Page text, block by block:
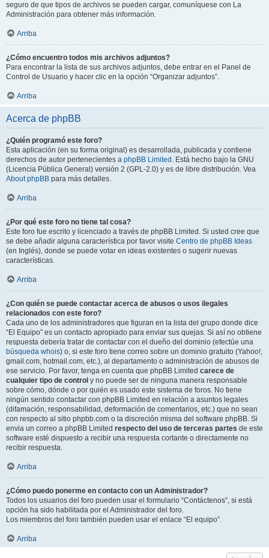
seguro de que tipos de archivos se pueden cargar, comuníquese con La
Administración para obtener más información.
Arriba
¿Cómo encuentro todos mis archivos adjuntos?
Para encontrar la lista de sus archivos adjuntos, debe entrar en el Panel de
Control de Usuario y hacer clic en la opción “Organizar adjuntos”.
Arriba
Acerca de phpBB
¿Quién programó este foro?
Esta aplicación (en su forma original) es desarrollada, publicada y contiene
derechos de autor pertenecientes a phpBB Limited . Está hecho bajo la GNU
(Licencia Pública General) versión 2 (GPL-2.0) y es de libre distribución. Vea
About phpBB para más detalles.
Arriba
¿Por qué este foro no tiene tal cosa?
Este foro fue escrito y licenciado a través de phpBB Limited. Si usted cree que
se debe añadir alguna característica por favor visite Centro de phpBB Ideas
(en Inglés), donde se puede votar en ideas existentes o sugerir nuevas
características.
Arriba
¿Con quién se puede contactar acerca de abusos o usos ilegales
relacionados con este foro?
Cada uno de los administradores que figuran en la lista del grupo donde dice
“El Equipo” es un contacto apropiado para enviar sus quejas. Si así no obtiene
respuesta debería tratar de contactar con el dueño del dominio (efectúe una
búsqueda whois) o, si este foro tiene correo sobre un dominio gratuito (Yahoo!,
gmail.com, hotmail.com, etc.), al departamento o administración de abusos de
ese servicio. Por favor, tenga en cuenta que phpBB Limited carece de
cualquier tipo de control y no puede ser de ninguna manera responsable
sobre cómo, dónde o por quién es usado este sistema de foros. No tiene
ningún sentido contactar con phpBB Limited en relación a asuntos legales
(difamación, responsabilidad, deformación de comentarios, etc.) que no sean
con respecto al sitio phpbb.com o la discreción misma del software phpBB. Si
envia un correo a phpBB Limited respecto del uso de terceras partes de este
software esté dispuesto a recibir una respuesta cortante o directamente no
recibir respuesta.
Arriba
¿Cómo puedo ponerme en contacto con un Administrador?
Todos los usuarios del foro pueden usar el formulario “Contáctenos”, si está
opción ha sido habilitada por el Administrador del foro.
Los miembros del foro también pueden usar el enlace “El equipo”.
Arriba